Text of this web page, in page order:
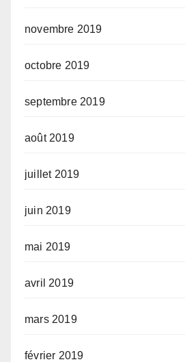
novembre 2019
octobre 2019
septembre 2019
août 2019
juillet 2019
juin 2019
mai 2019
avril 2019
mars 2019
février 2019